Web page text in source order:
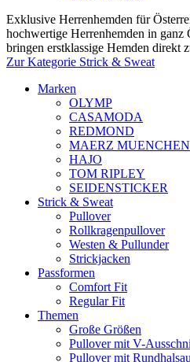
Exklusive Herrenhemden für
hochwertige Herrenhemden in
bringen erstklassige Hemden direkt
Zur Kategorie Strick & Sweat
Marken
OLYMP
CASAMODA
REDMOND
MAERZ MUENCHEN
HAJO
TOM RIPLEY
SEIDENSTICKER
Strick & Sweat
Pullover
Rollkragenpullover
Westen & Pullunder
Strickjacken
Passformen
Comfort Fit
Regular Fit
Themen
Große Größen
Pullover mit V-
Pullover mit